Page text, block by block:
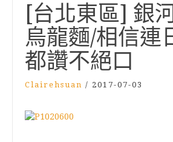
[台北東區] 銀
烏龍麵/相信連
都讚不絕口
Clairehsuan / 2017-07-03